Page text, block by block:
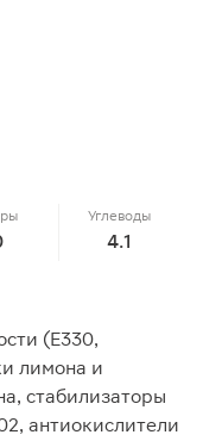
Углеводы
4.1
(Е330,
лимона и
стабилизаторы
антиокислители